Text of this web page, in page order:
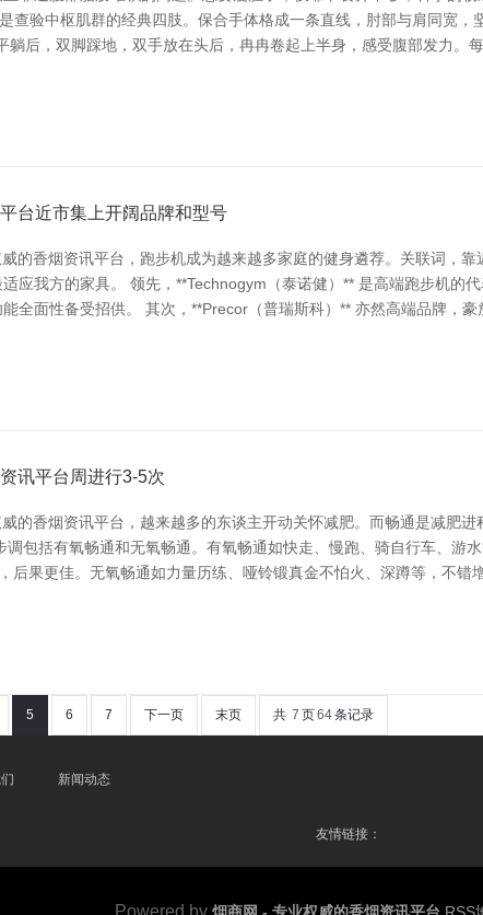
查验中枢肌群的经典四肢。保合手体格成一条直线，肘部与肩同宽
躺后，双脚踩地，双手放在头后，冉冉卷起上半身，感受腹部发力
台近市集上开阔品牌和型号
的香烟资讯平台，跑步机成为越来越多家庭的健身遴荐。关联词，
应我方的家具。 领先，**Technogym（泰诺健）** 是高端跑步机的
全面性备受招供。 其次，**Precor（普瑞斯科）** 亦然高端品牌，
讯平台周进行3-5次
的香烟资讯平台，越来越多的东谈主开动关怀减肥。而畅通是减肥
包括有氧畅通和无氧畅通。有氧畅通如快走、慢跑、骑自行车、游
后果更佳。无氧畅通如力量历练、哑铃锻真金不怕火、深蹲等，不
5 6 7 下一页 末页 共 7 页64条记录
新闻动态
友情链接：
Powered by